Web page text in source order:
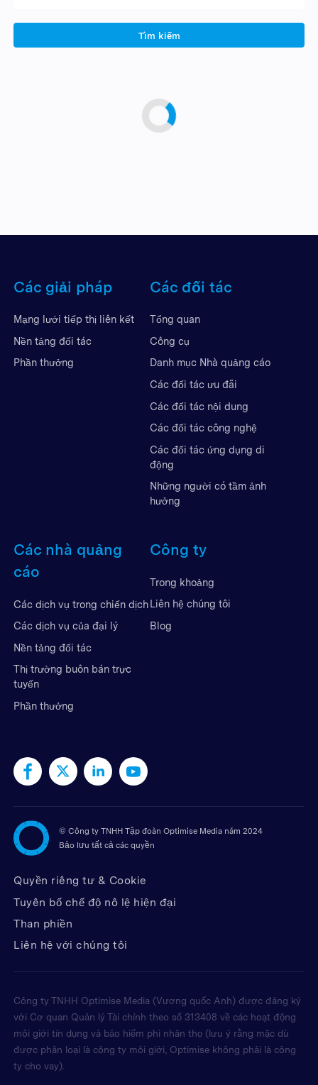
Tìm kiếm
Các giải pháp
Mạng lưới tiếp thị liên kết
Nền tảng đối tác
Phần thưởng
Các đối tác
Tổng quan
Công cụ
Danh mục Nhà quảng cáo
Các đối tác ưu đãi
Các đối tác nội dung
Các đối tác công nghệ
Các đối tác ứng dụng di
động
Những người có tầm ảnh
hưởng
Các nhà quảng
cáo
Các dịch vụ trong chiến dịch
Các dịch vụ của đại lý
Nền tảng đối tác
Thị trường buôn bán trực
tuyến
Phần thưởng
Công ty
Trong khoảng
Liên hệ chúng tôi
Blog
© Công ty TNHH Tập đoàn Optimise Media năm 2024
Bảo lưu tất cả các quyền
Quyền riêng tư & Cookie
Tuyên bố chế độ nô lệ hiện đại
Than phiền
Liên hệ với chúng tôi
Công ty TNHH Optimise Media (Vương quốc Anh) được đăng ký
với Cơ quan Quản lý Tài chính theo số 313408 về các hoạt động
môi giới tín dụng và bảo hiểm phi nhân thọ (lưu ý rằng mặc dù
được phân loại là công ty môi giới, Optimise không phải là công
ty cho vay).